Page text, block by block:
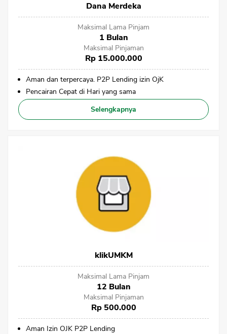
Dana Merdeka
Maksimal Lama Pinjam
1 Bulan
Maksimal Pinjaman
Rp 15.000.000
Aman dan terpercaya. P2P Lending izin OjK
Pencairan Cepat di Hari yang sama
Selengkapnya
klikUMKM
Maksimal Lama Pinjam
12 Bulan
Maksimal Pinjaman
Rp 500.000
Aman Izin OJK P2P Lending